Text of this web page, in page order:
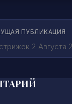
ПУБЛИКАЦИЯ
2 Августа